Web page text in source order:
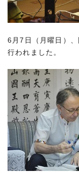
6月7日（月曜日）
行われました。